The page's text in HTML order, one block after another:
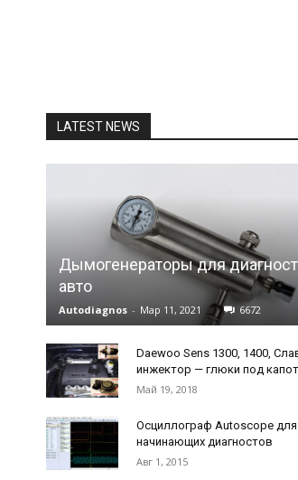
LATEST NEWS
Дымогенераторы для
авто
Autodiagnos - Мар 11, 2021 6672
Daewoo Sens 1300, 1400,
инжектор — глюки под
Май 19, 2018
Осциллограф Autoscope для
начинающих диагностов
Авг 1, 2015